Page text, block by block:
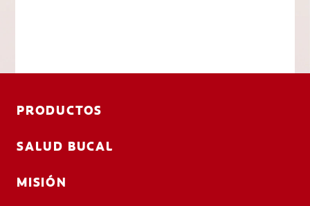
PRODUCTOS
SALUD BUCAL
MISIÓN